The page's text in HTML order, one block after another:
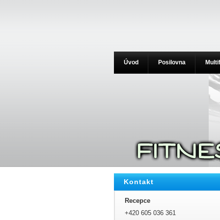
Kontakt
Recepce
+420 605 036 361
Úvod Posilovna